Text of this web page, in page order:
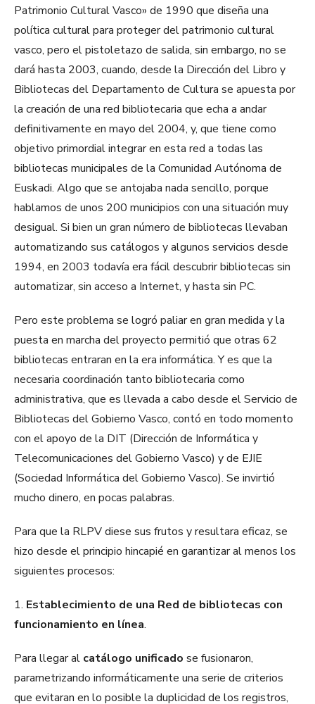
Patrimonio Cultural Vasco» de 1990 que diseña una
política cultural para proteger del patrimonio cultural
vasco, pero el pistoletazo de salida, sin embargo, no se
dará hasta 2003, cuando, desde la Dirección del Libro y
Bibliotecas del Departamento de Cultura se apuesta por
la creación de una red bibliotecaria que echa a andar
definitivamente en mayo del 2004, y, que tiene como
objetivo primordial integrar en esta red a todas las
bibliotecas municipales de la Comunidad Autónoma de
Euskadi. Algo que se antojaba nada sencillo, porque
hablamos de unos 200 municipios con una situación muy
desigual. Si bien un gran número de bibliotecas llevaban
automatizando sus catálogos y algunos servicios desde
1994, en 2003 todavía era fácil descubrir bibliotecas sin
automatizar, sin acceso a Internet, y hasta sin PC.
Pero este problema se logró paliar en gran medida y la
puesta en marcha del proyecto permitió que otras 62
bibliotecas entraran en la era informática. Y es que la
necesaria coordinación tanto bibliotecaria como
administrativa, que es llevada a cabo desde el Servicio de
Bibliotecas del Gobierno Vasco, contó en todo momento
con el apoyo de la DIT (Dirección de Informática y
Telecomunicaciones del Gobierno Vasco) y de EJIE
(Sociedad Informática del Gobierno Vasco). Se invirtió
mucho dinero, en pocas palabras.
Para que la RLPV diese sus frutos y resultara eficaz, se
hizo desde el principio hincapié en garantizar al menos los
siguientes procesos:
1. Establecimiento de una Red de bibliotecas con
funcionamiento en línea.
Para llegar al catálogo unificado se fusionaron,
parametrizando informáticamente una serie de criterios
que evitaran en lo posible la duplicidad de los registros,